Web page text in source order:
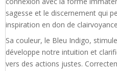
sagesse et le discernement qui
inspiration en don de
Sa couleur, le Bleu Indigo,
développe notre intuition et
vers des actions justes.